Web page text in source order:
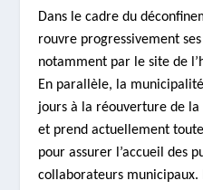
Dans le cadre du
rouvre progressivement
notamment par le site de
En parallèle, la
jours à la réouverture de
et prend actuellement
pour assurer l’accueil des
collaborateurs municipaux.